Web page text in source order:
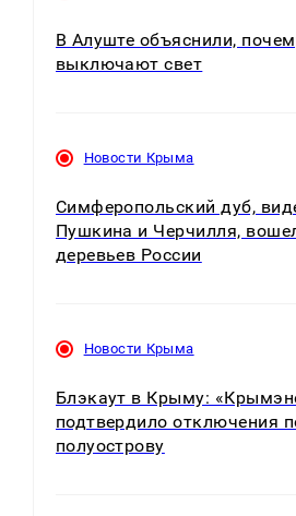
В Алуште объяснили,
выключают свет
Новости Крыма
Симферопольский дуб,
Пушкина и Черчилля,
деревьев России
Новости Крыма
Блэкаут в Крыму:
подтвердило отключения
полуострову